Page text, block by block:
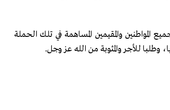
المواطنين والمقيمين المساهمة في تلك الحملة
وطلبا للأجر والمثوبة من الله عز وجل.